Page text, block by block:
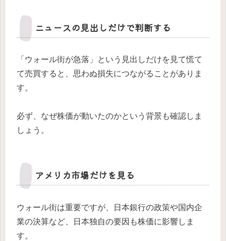
ニュースの見出しだけで判断する
「ウォール街が急落」という見出しだけを見て慌て
て売買すると、思わぬ損失につながることがありま
す。
必ず、なぜ株価が動いたのかという背景も確認しま
しょう。
アメリカ市場だけを見る
ウォール街は重要ですが、日本銀行の政策や国内企
業の決算など、日本独自の要因も株価に影響しま
す。